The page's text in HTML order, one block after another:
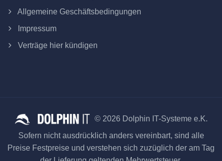
Allgemeine Geschäftsbedingungen
Impressum
Verträge hier kündigen
© 2026 Dolphin IT-Systeme e.K.
Sofern nicht ausdrücklich anders vereinbart, sind alle
Preise Festpreise und verstehen sich zuzüglich der am Tag